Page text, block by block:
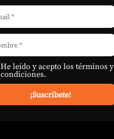
He leído y acepto lostérminos y
condiciones.